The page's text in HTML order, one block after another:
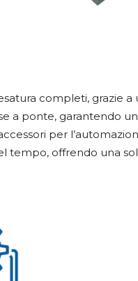
completi, grazie a
a ponte, garantendo
per
tempo, offrendo una